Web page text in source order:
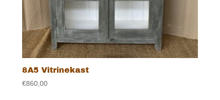
8A5 Vitrinekast
€860,00